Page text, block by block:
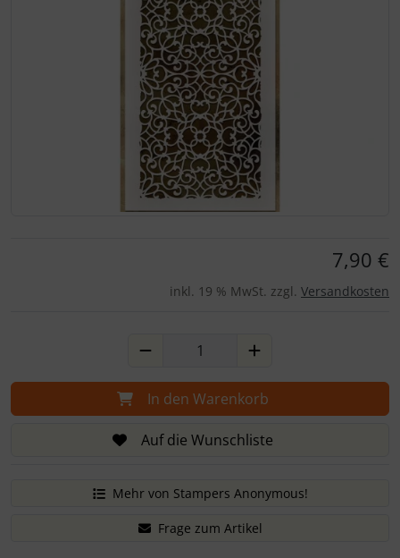
7,90 €
inkl. 19 % MwSt. zzgl. Versandkosten
In den Warenkorb
Auf die Wunschliste
Mehr von Stampers Anonymous!
Frage zum Artikel